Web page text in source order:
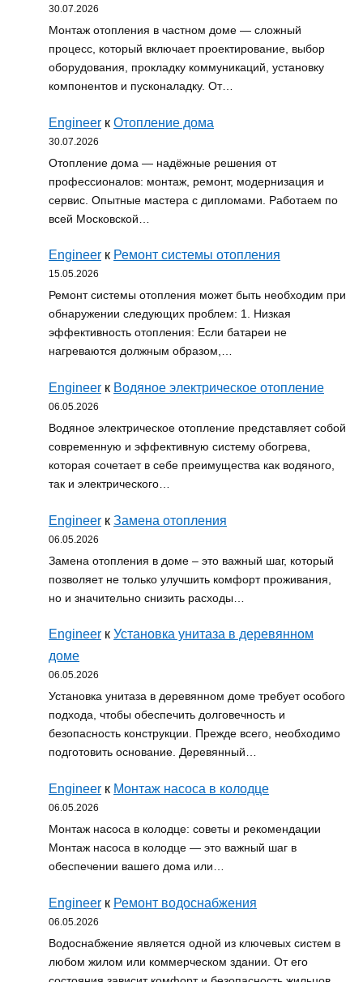
30.07.2026
Монтаж отопления в частном доме — сложный
процесс, который включает проектирование, выбор
оборудования, прокладку коммуникаций, установку
компонентов и пусконаладку. От…
Engineer к Отопление дома
30.07.2026
Отопление дома — надёжные решения от
профессионалов: монтаж, ремонт, модернизация и
сервис. Опытные мастера с дипломами. Работаем по
всей Московской…
Engineer к Ремонт системы отопления
15.05.2026
Ремонт системы отопления может быть необходим при
обнаружении следующих проблем: 1. Низкая
эффективность отопления: Если батареи не
нагреваются должным образом,…
Engineer к Водяное электрическое отопление
06.05.2026
Водяное электрическое отопление представляет собой
современную и эффективную систему обогрева,
которая сочетает в себе преимущества как водяного,
так и электрического…
Engineer к Замена отопления
06.05.2026
Замена отопления в доме – это важный шаг, который
позволяет не только улучшить комфорт проживания,
но и значительно снизить расходы…
Engineer к Установка унитаза в деревянном
доме
06.05.2026
Установка унитаза в деревянном доме требует особого
подхода, чтобы обеспечить долговечность и
безопасность конструкции. Прежде всего, необходимо
подготовить основание. Деревянный…
Engineer к Монтаж насоса в колодце
06.05.2026
Монтаж насоса в колодце: советы и рекомендации
Монтаж насоса в колодце — это важный шаг в
обеспечении вашего дома или…
Engineer к Ремонт водоснабжения
06.05.2026
Водоснабжение является одной из ключевых систем в
любом жилом или коммерческом здании. От его